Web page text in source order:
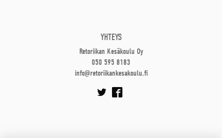
YHTEYS
Retoriikan Kesäkoulu Oy
050 595 8183
info@retoriikankesakoulu.fi